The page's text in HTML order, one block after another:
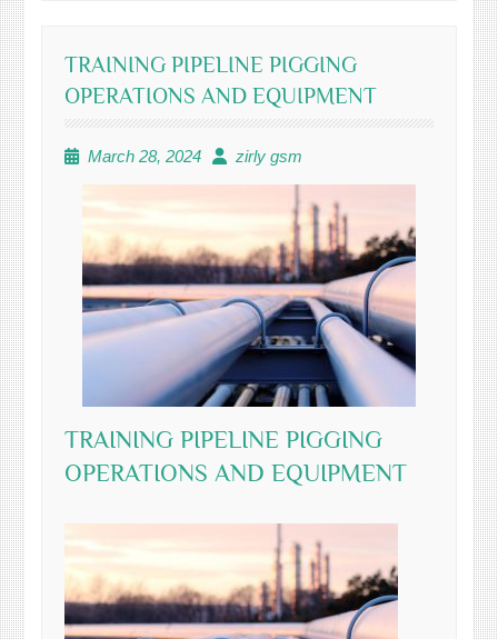
TRAINING PIPELINE PIGGING
OPERATIONS AND EQUIPMENT
March 28, 2024 zirly gsm
TRAINING PIPELINE PIGGING
OPERATIONS AND EQUIPMENT